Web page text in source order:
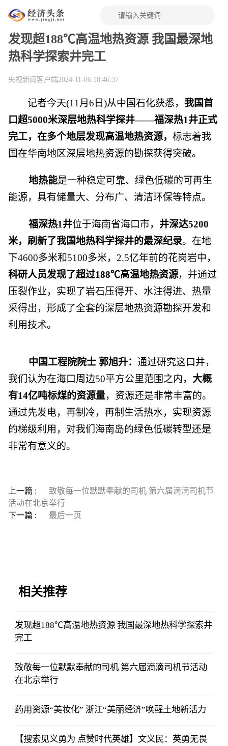
发现超188℃高温地热资源 我国最深地
热科学探索井完工
2024-11-06 18:46:37
央视新闻客户端
记者今天(11月6日)从中国石化获悉， 我国首
口超5000米深层地热科学探井——福深热1井正式
完工，在多个地层发现高温地热资源， 标志着我
国在华南地区深层地热资源的勘探获得突破。
地热能是一种稳定可靠、绿色低碳的可再生
能源，具有储量大、分布广、清洁环保等特点。
福深热1井位于海南省海口市， 井深达5200
米，刷新了我国地热科学探井的最深纪录。在地
下4600多米和5100多米，2.5亿年前的花岗岩中，
科研人员发现了超过188℃高温地热资源，并通过
压裂作业，实现了岩石压得开、水注得进、热量
采得出，形成了全套的深层地热资源勘探开发和
利用技术。
中国工程院院士 郭旭升： 通过研究这口井，
我们认为在海口周边50平方公里范围之内， 大概
有14亿吨标煤的资源量，资源还是非常丰富的。
通过先发电，再制冷，再制生活热水，实现资源
的梯级利用，对我们海南岛的绿色低碳转型还是
非常有意义的。
上一篇 :
致敬每一位默默奉献的司机 第六届滴滴司机节
活动在北京举行
下一篇 :
最后一页
相关推荐
发现超188℃高温地热资源 我国最深地热科学探索井
完工
致敬每一位默默奉献的司机 第六届滴滴司机节活动
在北京举行
药用资源“美妆化” 浙江“美丽经济”唤醒土地新活力
【搜索见义勇为 点赞时代英雄】文义民：英勇无畏